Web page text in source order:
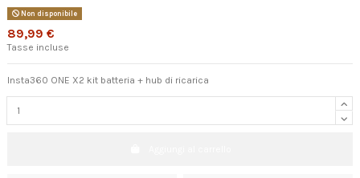
Non disponibile
89,99 €
Tasse incluse
Insta360 ONE X2 kit batteria + hub di ricarica